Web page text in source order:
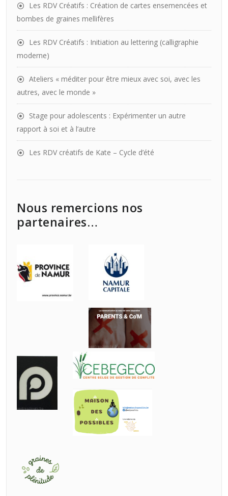
Les RDV Créatifs : Création de cartes ensemencées et
bombes de graines mellifères
Les RDV Créatifs : Initiation au lettering (calligraphie
moderne)
Ateliers « méditer pour être mieux avec soi, avec les
autres, avec le monde »
Stage pour adolescents : Expérimenter un autre
rapport à soi et à l’autre
Les RDV créatifs de Kate – Cycle d’été
Nous remercions nos
partenaires…